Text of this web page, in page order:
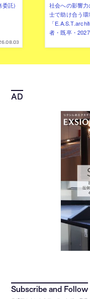
委託)
社会への影響
士で助け合う
「
者・既卒・